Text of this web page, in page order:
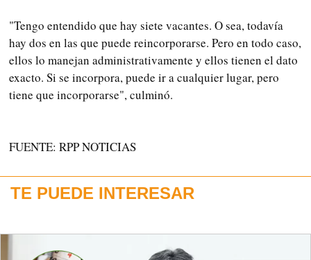
"Tengo entendido que hay siete vacantes. O sea, todavía
hay dos en las que puede reincorporarse. Pero en todo caso,
ellos lo manejan administrativamente y ellos tienen el dato
exacto. Si se incorpora, puede ir a cualquier lugar, pero
tiene que incorporarse", culminó.
FUENTE: RPP NOTICIAS
TE PUEDE INTERESAR